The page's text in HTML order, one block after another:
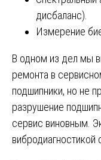
дисбаланс).
Измерение
В одном из дел мы
ремонта в
подшипники, но не
разрушение
сервис виновным.